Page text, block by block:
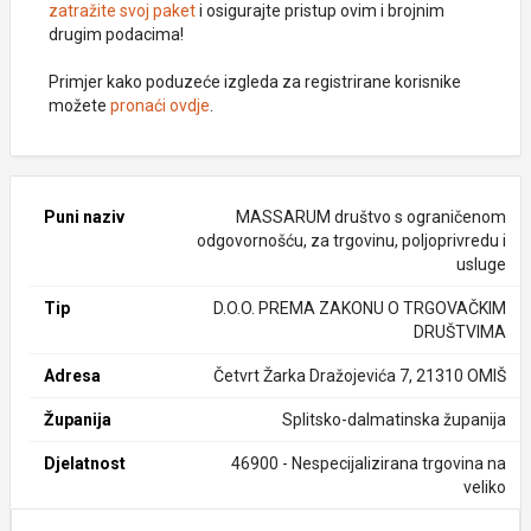
zatražite svoj paketi osigurajte pristup ovim i brojnim
drugim podacima!
Primjer kako poduzeće izgleda za registrirane korisnike
možete pronaći ovdje
Puni naziv
MASSARUM društvo s ograničenom
odgovornošću, za trgovinu, poljoprivredu i
usluge
Tip
D.O.O. PREMA ZAKONU O TRGOVAČKIM
DRUŠTVIMA
Adresa Četvrt Žarka Dražojevića 7, 21310 OMIŠ
Županija Splitsko-dalmatinska županija
Djelatnost
46900 - Nespecijalizirana trgovina na
veliko